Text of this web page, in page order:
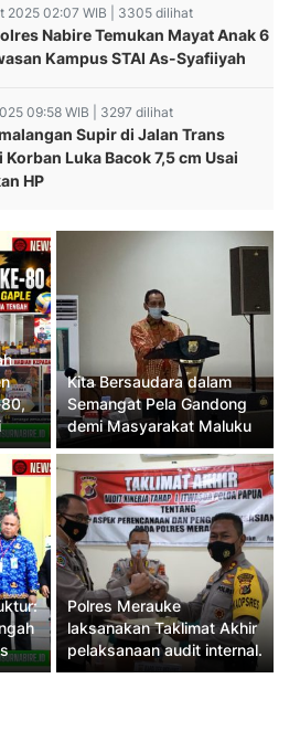
2025 02:07 WIB | 3305 dilihat
Nabire Temukan Mayat Anak 6
Kampus STAI As-Syafiiyah
09:58 WIB | 3297 dilihat
Supir di Jalan Trans
Korban Luka Bacok 7,5 cm Usai
HP
Kita Bersaudara dalam
Semangat Pela Gandong
demi Masyarakat Maluku
Polres Merauke
laksanakan Taklimat Akhir
pelaksanaan audit internal.